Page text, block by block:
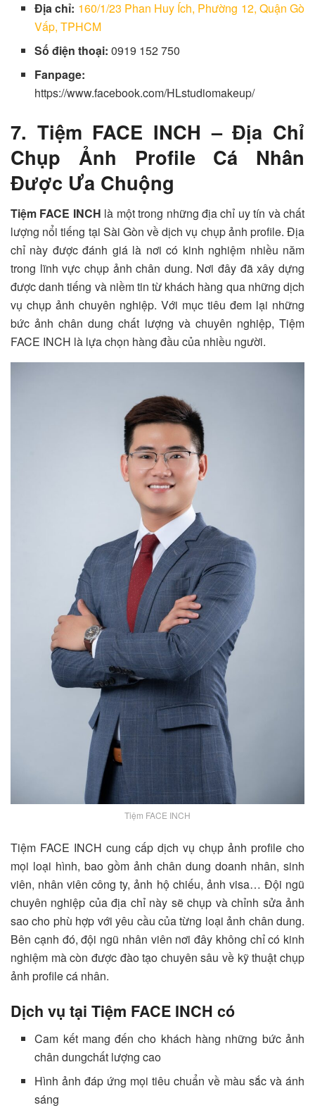
Địa chỉ: 160/1/23 Phan Huy Ích, Phường 12, Quận Gò
Vấp, TPHCM
Số điện thoại: 0919 152 750
Fanpage:
https://www.facebook.com/HLstudiomakeup/
7. Tiệm FACE INCH – Địa Chỉ
Chụp Ảnh Profile Cá Nhân
Được Ưa Chuộng
Tiệm FACE INCH là một trong những địa chỉ uy tín và chất
lượng nổi tiếng tại Sài Gòn về dịch vụ chụp ảnh profile. Địa
chỉ này được đánh giá là nơi có kinh nghiệm nhiều năm
trong lĩnh vực chụp ảnh chân dung. Nơi đây đã xây dựng
được danh tiếng và niềm tin từ khách hàng qua những dịch
vụ chụp ảnh chuyên nghiệp. Với mục tiêu đem lại những
bức ảnh chân dung chất lượng và chuyên nghiệp, Tiệm
FACE INCH là lựa chọn hàng đầu của nhiều người.
Tiệm FACE INCH
Tiệm FACE INCH cung cấp dịch vụ chụp ảnh profile cho
mọi loại hình, bao gồm ảnh chân dung doanh nhân, sinh
viên, nhân viên công ty, ảnh hộ chiếu, ảnh visa… Đội ngũ
chuyên nghiệp của địa chỉ này sẽ chụp và chỉnh sửa ảnh
sao cho phù hợp với yêu cầu của từng loại ảnh chân dung.
Bên cạnh đó, đội ngũ nhân viên nơi đây không chỉ có kinh
nghiệm mà còn được đào tạo chuyên sâu về kỹ thuật chụp
ảnh profile cá nhân.
Dịch vụ tại Tiệm FACE INCH có
Cam kết mang đến cho khách hàng những bức ảnh
chân dungchất lượng cao
Hình ảnh đáp ứng mọi tiêu chuẩn về màu sắc và ánh
sáng